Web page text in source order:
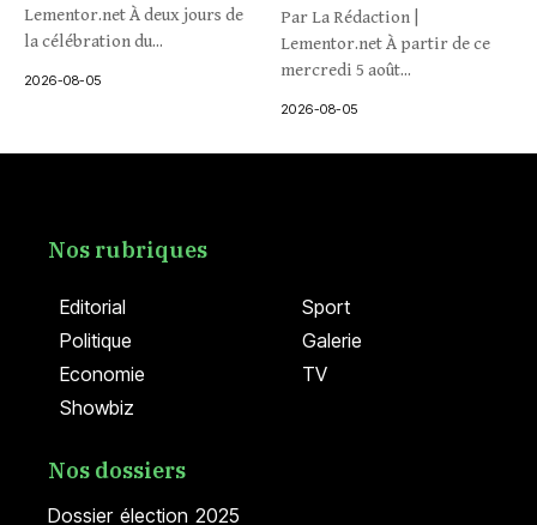
Lementor.net À deux jours de
la célébration du...
2026-08-05
Par La Rédaction |
Lementor.net À partir de ce
mercredi 5 août...
2026-08-05
Editorial
Politique
Economie
Showbiz
Sport
Galerie
TV
Nos rubriques
Dossier élection 2025
Nos dossiers